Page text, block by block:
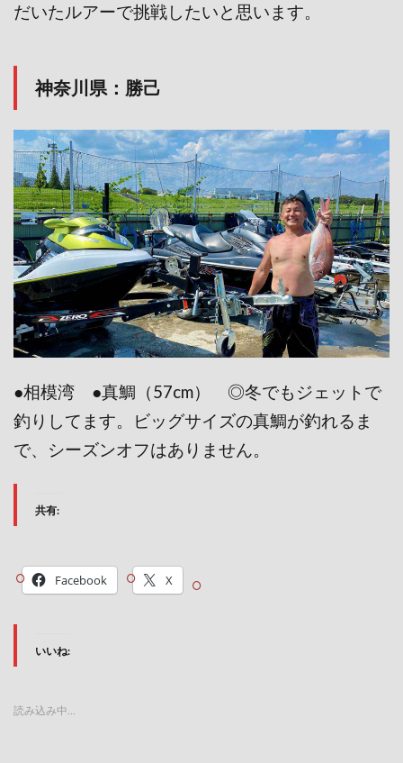
だいたルアーで挑戦したいと思います。
神奈川県：勝己
●相模湾 ●真鯛（57cm） ◎冬でもジェットで
釣りしてます。ビッグサイズの真鯛が釣れるま
で、シーズンオフはありません。
共有:
Facebook X
いいね:
読み込み中…